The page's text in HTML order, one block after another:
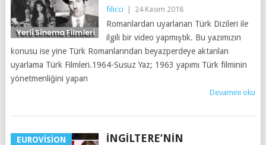
filicci 24 Kasım 2018
Romanlardan uyarlanan Türk Dizileri ile
ilgili bir video yapmıştık. Bu yazımızın
konusu ise yine Türk Romanlarından beyazperdeye aktarılan
uyarlama Türk Filmleri.1964-Susuz Yaz; 1963 yapımı Türk filminin
yönetmenliğini yapan
Devamını oku
EUROVISION
İNGILTERE’NIN